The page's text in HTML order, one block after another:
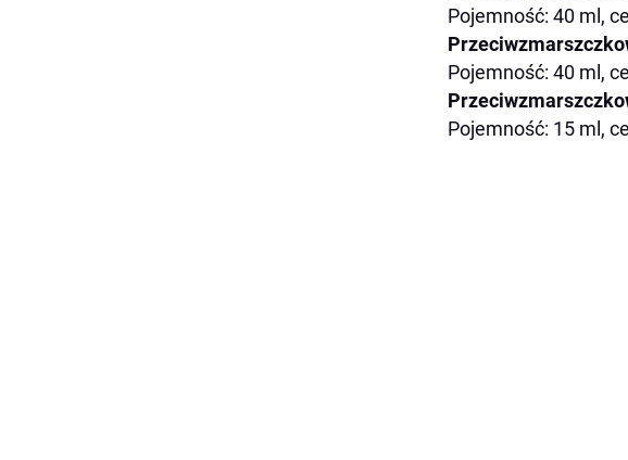
Pojemność: 40 ml,
Pojemność: 40 ml,
Pojemność: 15 ml,